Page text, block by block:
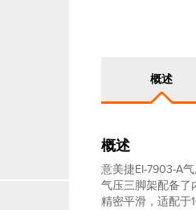
概述
概述
意美捷EI-7903-A
气压三脚架配备了
精密平滑，适配于